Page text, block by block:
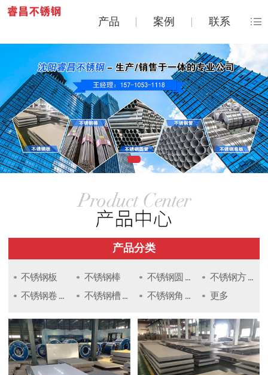
产品 案例 联系
产品分类
不锈钢板 不锈钢棒 不锈钢圆 ...
不锈钢方 ...
不锈钢卷 ...
不锈钢槽 ... 不锈钢角 ... 更多